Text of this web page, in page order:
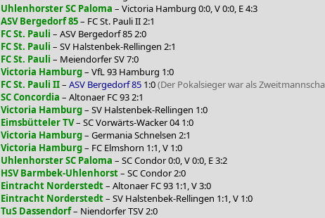
Uhlenhorster SC Paloma – Victoria Hamburg 0:0, V 0:0, E 4:3
ASV Bergedorf 85– FC St. Pauli II 2:1
FC St. Pauli – ASV Bergedorf 85 2:0
FC St. Pauli – SV Halstenbek-Rellingen 2:1
FC St. Pauli – Meiendorfer SV 7:0
Victoria Hamburg– VfL 93 Hamburg 1:0
FC St. Pauli II– ASV Bergedorf 85 1:0(Der Pokalsieger war als
SC Concordia – Altonaer FC 93 2:1
Victoria Hamburg– SV Halstenbek-Rellingen 1:0
Eimsbütteler TV– SC Vorwärts-Wacker 04 1:0
Victoria Hamburg– Germania Schnelsen 2:1
Victoria Hamburg– FC Elmshorn 1:1, V 1:0
Uhlenhorster SC Paloma – SC Condor 0:0, V 0:0, E 3:2
HSV Barmbek-Uhlenhorst– SC Condor 2:0
Eintracht Norderstedt– Altonaer FC 93 1:1, V 3:0
Eintracht Norderstedt– SV Halstenbek-Rellingen 1:1, V 1:0
TuS Dassendorf– Niendorfer TSV 2:0